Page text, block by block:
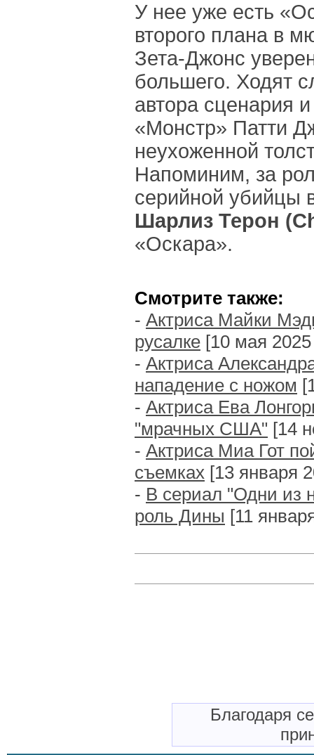
У нее уже есть
второго плана в
Зета-Джонс
большего. Ходят
автора сценария
«Монстр» Патти
неухоженной
Напоминим, за
серийной убийцы
Шарлиз Терон
«Оскара».
Смотрите также:
- Актриса Майки
русалке [10 мая 2025
- Актриса
нападение с ножом
- Актриса Ева
"мрачных США" [14
- Актриса Миа Гот
съемках [13 января
- В сериал "Одни из
роль Дины [11
Благодаря